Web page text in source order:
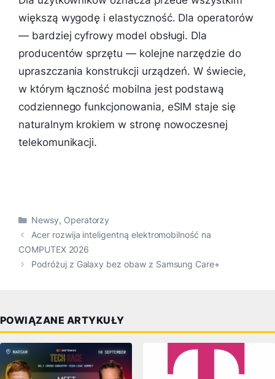
większą wygodę i elastyczność. Dla operatorów
— bardziej cyfrowy model obsługi. Dla
producentów sprzętu — kolejne narzędzie do
upraszczania konstrukcji urządzeń. W świecie,
w którym łączność mobilna jest podstawą
codziennego funkcjonowania, eSIM staje się
naturalnym krokiem w stronę nowoczesnej
telekomunikacji.
Kategorie
Newsy, Operatorzy
Acer rozwija inteligentną elektromobilność na
COMPUTEX 2026
Podróżuj z Galaxy bez obaw z Samsung Care+
POWIĄZANE ARTYKUŁY